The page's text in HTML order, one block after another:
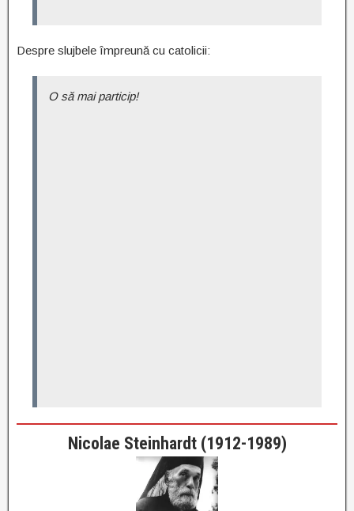
Despre slujbele împreună cu catolicii:
O să mai particip!
Nicolae Steinhardt (1912-1989)